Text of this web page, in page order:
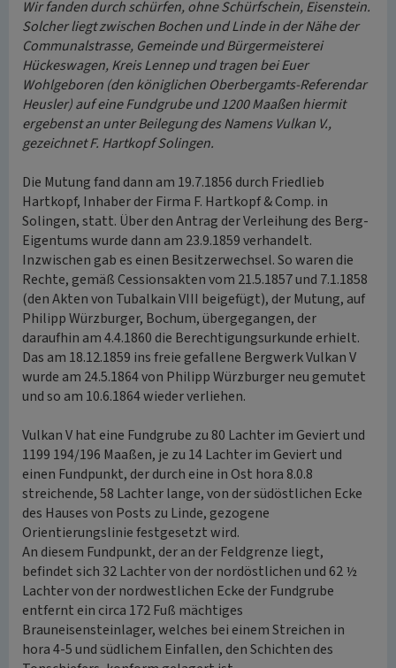
Wir fanden durch schürfen, ohne Schürfschein, Eisenstein.
Solcher liegt zwischen Bochen und Linde in der Nähe der
Communalstrasse, Gemeinde und Bürgermeisterei
Hückeswagen, Kreis Lennep und tragen bei Euer
Wohlgeboren (den königlichen Oberbergamts-Referendar
Heusler) auf eine Fundgrube und 1200 Maaßen hiermit
ergebenst an unter Beilegung des Namens Vulkan V.,
gezeichnet F. Hartkopf Solingen.
Die Mutung fand dann am 19.7.1856 durch Friedlieb
Hartkopf, Inhaber der Firma F. Hartkopf & Comp. in
Solingen, statt. Über den Antrag der Verleihung des Berg-
Eigentums wurde dann am 23.9.1859 verhandelt.
Inzwischen gab es einen Besitzerwechsel. So waren die
Rechte, gemäß Cessionsakten vom 21.5.1857 und 7.1.1858
(den Akten von Tubalkain VIII beigefügt), der Mutung, auf
Philipp Würzburger, Bochum, übergegangen, der
daraufhin am 4.4.1860 die Berechtigungsurkunde erhielt.
Das am 18.12.1859 ins freie gefallene Bergwerk Vulkan V
wurde am 24.5.1864 von Philipp Würzburger neu gemutet
und so am 10.6.1864 wieder verliehen.
Vulkan V hat eine Fundgrube zu 80 Lachter im Geviert und
1199 194/196 Maaßen, je zu 14 Lachter im Geviert und
einen Fundpunkt, der durch eine in Ost hora 8.0.8
streichende, 58 Lachter lange, von der südöstlichen Ecke
des Hauses von Posts zu Linde, gezogene
Orientierungslinie festgesetzt wird.
An diesem Fundpunkt, der an der Feldgrenze liegt,
befindet sich 32 Lachter von der nordöstlichen und 62 ½
Lachter von der nordwestlichen Ecke der Fundgrube
entfernt ein circa 172 Fuß mächtiges
Brauneisensteinlager, welches bei einem Streichen in
hora 4-5 und südlichem Einfallen, den Schichten des